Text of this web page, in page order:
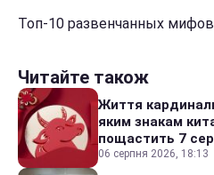
Топ-10 развенчанных
Читайте також
Життя
яким знакам
пощастить 7
06 серпня 2026, 18:13